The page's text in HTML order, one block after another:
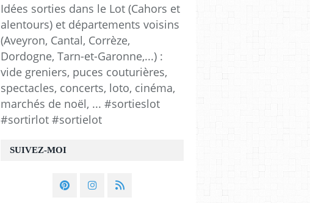
SUIVEZ-MOI
Idées sorties dans le Lot (Cahors et
alentours) et départements voisins
(Aveyron, Cantal, Corrèze,
Dordogne, Tarn-et-Garonne,...) :
vide greniers, puces couturières,
spectacles, concerts, loto, cinéma,
marchés de noël, ... #sortieslot
#sortirlot #sortielot